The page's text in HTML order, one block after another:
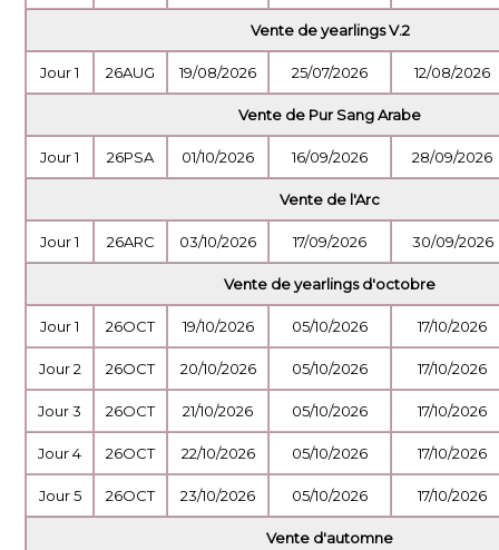
Vente de yearlings V.2
Jour 1 26AUG 19/08/2026 25/07/2026 12/08/2026
Vente de Pur Sang Arabe
Jour 1 26PSA 01/10/2026 16/09/2026 28/09/2026
Vente de l'Arc
Jour 1 26ARC 03/10/2026 17/09/2026 30/09/2026
Vente de yearlings d'octobre
Jour 1 26OCT 19/10/2026 05/10/2026 17/10/2026
Jour 2 26OCT 20/10/2026 05/10/2026 17/10/2026
Jour 3 26OCT 21/10/2026 05/10/2026 17/10/2026
Jour 4 26OCT 22/10/2026 05/10/2026 17/10/2026
Jour 5 26OCT 23/10/2026 05/10/2026 17/10/2026
Vente d'automne